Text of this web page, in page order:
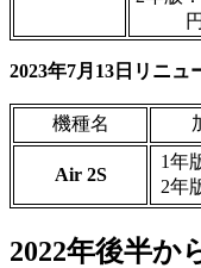
円
2023年7月13日リニュ
機種名
Air 2S
1年
2年
2022年後半か